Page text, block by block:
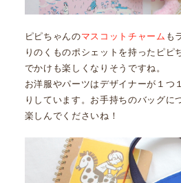
ピピちゃんのマスコットチャーム も
りのくものポシェットを持ったピピ
でかけも楽しくなりそうですね。
お洋服やパーツはデザイナーが１つ
りしています。お手持ちのバッグに
楽しんでくださいね！